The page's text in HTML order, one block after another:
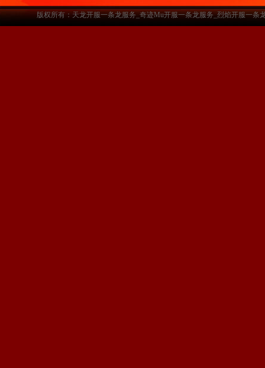
版权所有：天龙开服一条龙服务_奇迹Mu开服一条龙服务_烈焰开服一条